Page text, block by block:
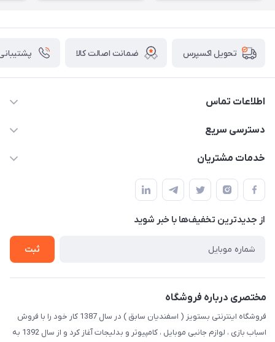
تحویل اکسپرس ضمانت اصالت کالا پشتیبانی ۲۴
اطلاعات تماس
09123941837
دسترسی سریع
حساب کاربری
لیست محصولات
درباره ما
خدمات مشتریان
قوانین و مقررات
حریم خصوصی
راهنما
از جدید‌ترین تخفیف‌ها با‌ خبر شوید
ثبت
مختصری درباره فروشگاه
فروشگاه اینترنتی بستویز ( اسفندیان سابق ) در سال 1387 کار خود را با فروش
اسباب بازی ، لوازم جانبی موبایل ، کامپیوتر و بدلیجات آغاز کرد و از سال 1392 به